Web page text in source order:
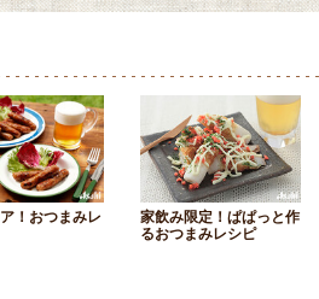
！おつまみレ
家飲み限定！ぱぱっと作
るおつまみレシピ